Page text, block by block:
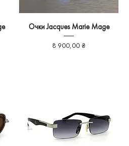
Очки Jacques Marie Mage
Ціна
8 900,00 ₴